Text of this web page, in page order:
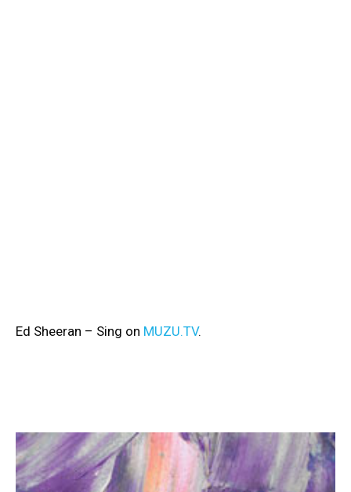
Ed Sheeran – Sing on MUZU.TV.